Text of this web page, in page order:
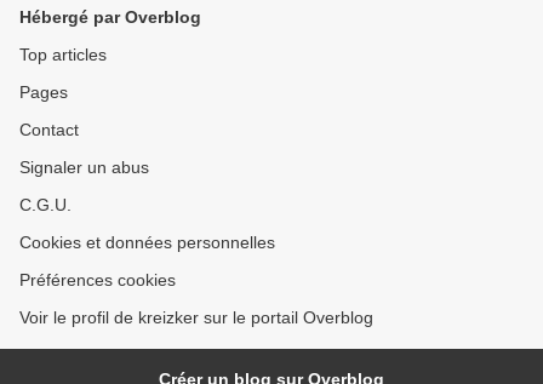
Hébergé par Overblog
Top articles
Pages
Contact
Signaler un abus
C.G.U.
Cookies et données personnelles
Préférences cookies
Voir le profil de kreizker sur le portail Overblog
Créer un blog sur Overblog